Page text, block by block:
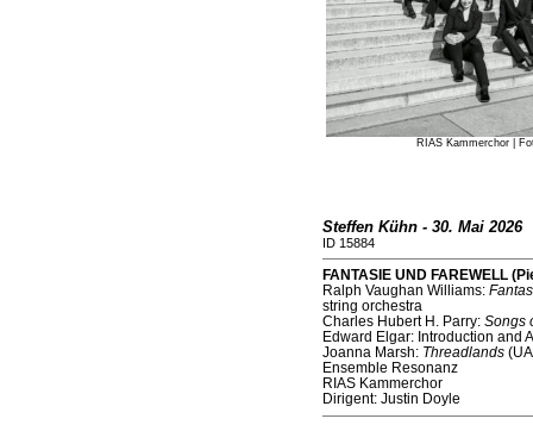
RIAS Kammerchor |
Steffen Kühn - 30. Mai 2026
ID 15884
FANTASIE UND FAREWELL
Ralph Vaughan Williams:
string orchestra
Charles Hubert H. Parry: Songs
Edward Elgar: Introduction and
Joanna Marsh: Threadlands
Ensemble Resonanz
RIAS Kammerchor
Dirigent: Justin Doyle